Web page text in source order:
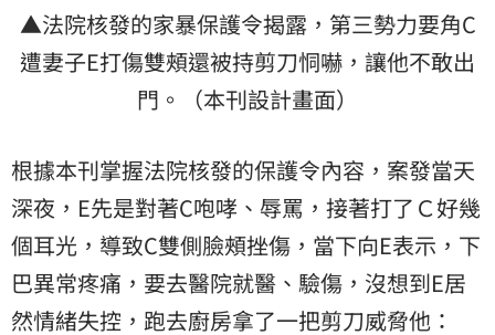
▲法院核發的家暴保護令揭露，第三勢力要角C
遭妻子E打傷雙頰還被持剪刀恫嚇，讓他不敢出
門。（本刊設計畫面）
根據本刊掌握法院核發的保護令內容，案發當天
深夜，E先是對著C咆哮、辱罵，接著打了Ｃ好幾
個耳光，導致C雙側臉頰挫傷，當下向E表示，下
巴異常疼痛，要去醫院就醫、驗傷，沒想到E居
然情緒失控，跑去廚房拿了一把剪刀威脅他：